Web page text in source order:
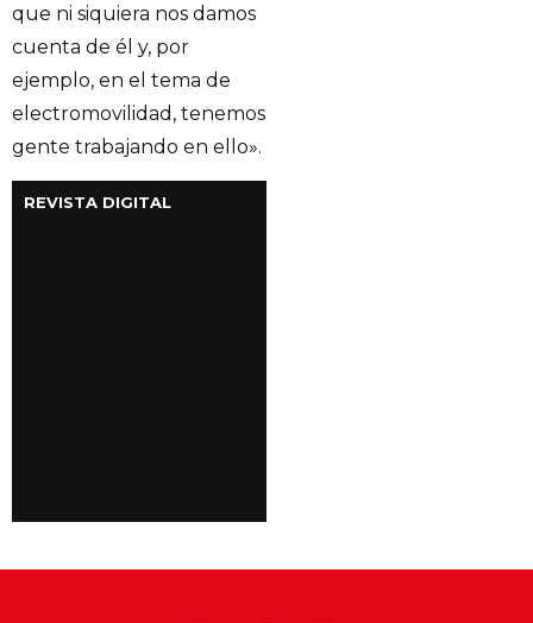
que ni siquiera nos damos
cuenta de él y, por
ejemplo, en el tema de
electromovilidad, tenemos
gente trabajando en ello».
REVISTA DIGITAL